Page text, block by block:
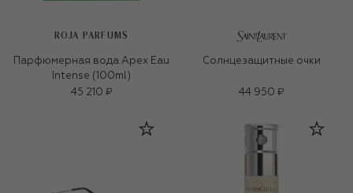
ROJA PARFUMS
Парфюмерная вода Apex Eau
Intense (100ml)
45 210 ₽
Солнцезащитные очки
44 950 ₽